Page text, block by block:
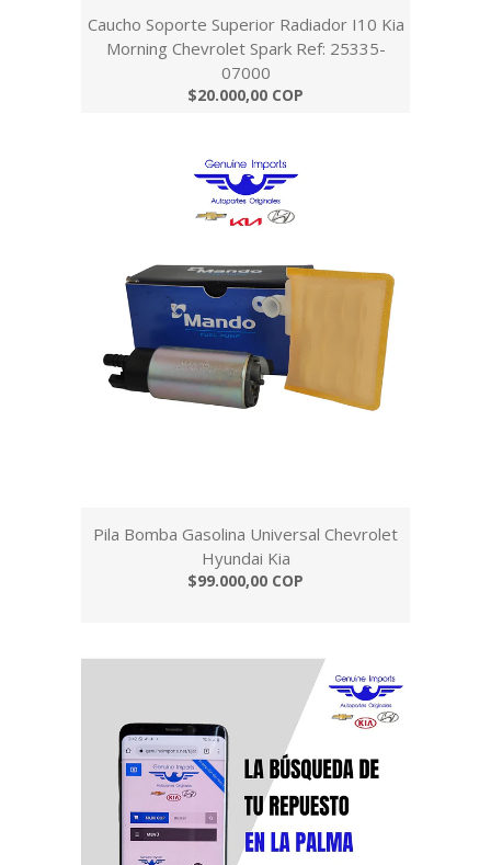
Caucho Soporte Superior Radiador I10 Kia
Morning Chevrolet Spark Ref: 25335-
07000
$20.000,00 COP
Pila Bomba Gasolina Universal Chevrolet
Hyundai Kia
$99.000,00 COP